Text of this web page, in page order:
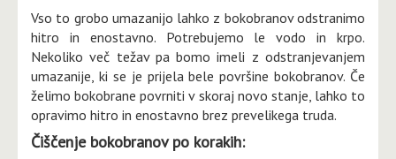
Vso to grobo umazanijo lahko z bokobranov odstranimo
hitro in enostavno. Potrebujemo le vodo in krpo.
Nekoliko več težav pa bomo imeli z odstranjevanjem
umazanije, ki se je prijela bele površine bokobranov. Če
želimo bokobrane povrniti v skoraj novo stanje, lahko to
opravimo hitro in enostavno brez prevelikega truda.
Čiščenje bokobranov po korakih: